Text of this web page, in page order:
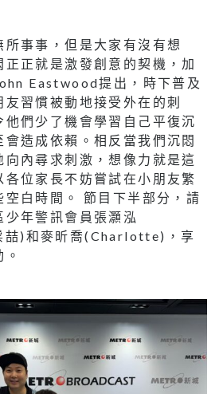
事事，但是大家有沒有想
正就是激發創意的契機，加
Eastwood提出，時下普及
習慣被動地接受外在的刺
們少了機會學習自己平復沉
造成依賴。相反當我們沉悶
向內尋求刺激，想像力就是這
位家長不妨嘗試在小朋友繁
白時間。 節目下半部分，請
年警訊會員張灝泓
喆)和麥昕喬(Charlotte)，享